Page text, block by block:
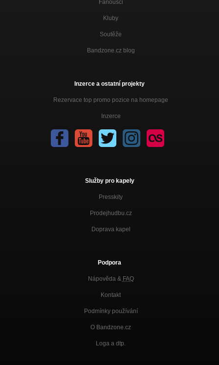
Fanoušci
Kluby
Soutěže
Bandzone.cz blog
Inzerce a ostatní projekty
Rezervace top promo pozice na homepage
Inzerce
Služby pro kapely
Presskity
Prodejhudbu.cz
Doprava kapel
Podpora
Nápověda & FAQ
Kontakt
Podmínky používání
O Bandzone.cz
Loga a dtp.